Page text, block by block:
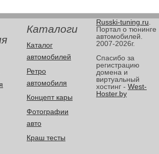
Каталоги
Каталог
автомобилей
Ретро
автомобиля
Концепт кары
Фотографии
авто
Краш тесты
Russki-tuning.ru
Портал о тюнинге
автомобилей.
2007-2026г.
Спасибо за
регистрацию
домена и
виртуальный
хостинг - West-
Hoster.by